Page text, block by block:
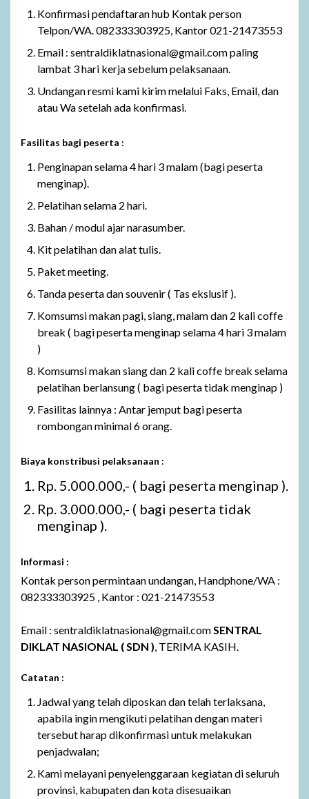
Konfirmasi pendaftaran hub Kontak person
Telpon/WA. 082333303925, Kantor 021-21473553
Email : sentraldiklatnasional@gmail.com paling
lambat 3 hari kerja sebelum pelaksanaan.
Undangan resmi kami kirim melalui Faks, Email, dan
atau Wa setelah ada konfirmasi.
Fasilitas bagi peserta :
Penginapan selama 4 hari 3 malam (bagi peserta
menginap).
Pelatihan selama 2 hari.
Bahan / modul ajar narasumber.
Kit pelatihan dan alat tulis.
Paket meeting.
Tanda peserta dan souvenir ( Tas ekslusif ).
Komsumsi makan pagi, siang, malam dan 2 kali coffe
break ( bagi peserta menginap selama 4 hari 3 malam
)
Komsumsi makan siang dan 2 kali coffe break selama
pelatihan berlansung ( bagi peserta tidak menginap )
Fasilitas lainnya : Antar jemput bagi peserta
rombongan minimal 6 orang.
Biaya konstribusi pelaksanaan :
Rp. 5.000.000,- ( bagi peserta menginap ).
Rp. 3.000.000,- ( bagi peserta tidak
menginap ).
Informasi :
Kontak person permintaan undangan, Handphone/WA :
082333303925 , Kantor : 021-21473553
Email : sentraldiklatnasional@gmail.comSENTRAL
DIKLAT NASIONAL ( SDN ), TERIMA KASIH.
Catatan :
Jadwal yang telah diposkan dan telah terlaksana,
apabila ingin mengikuti pelatihan dengan materi
tersebut harap dikonfirmasi untuk melakukan
penjadwalan;
Kami melayani penyelenggaraan kegiatan di seluruh
provinsi, kabupaten dan kota disesuaikan